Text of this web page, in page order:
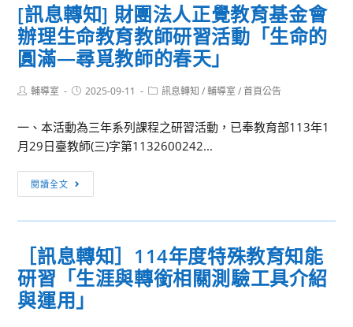
[訊息轉知] 財團法人正覺教育基金會
辦理生命教育教師研習活動「生命的
圓滿—尋覓教師的春天」
Post輔導室
Post2025-09-11
Post訊息轉知 / 輔導室 / 首頁公告
一、本活動為三年系列課程之研習活動，已奉教育部113年1
月29日臺教師(三)字第1132600242...
閱讀全文
息
轉
財
團
［訊息轉知］114年度特殊教育知能
研習「生涯與轉銜相關測驗工具介紹
與運用」